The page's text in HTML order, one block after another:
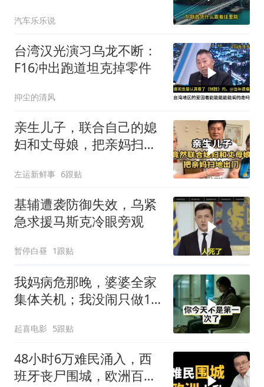
汽车乐乐说
台湾汉光演习乌龙不断：
F16冲出跑道坦克掉零件
抑尘的清风
亲生儿子，联合自己的媳
妇和丈母娘，把亲妈扫地
左运新鲜事 6跟贴
基辅遭袭防御失效，乌紧
急求援马斯克冷眼旁观
暂停白昼 1跟贴
我妈病危那晚，婆婆全家
集体关机；我没闹只做1
你是不是疯了？
起喜电影 5跟贴
48小时6万难民涌入，西
班牙丧尸围城，欧洲百年